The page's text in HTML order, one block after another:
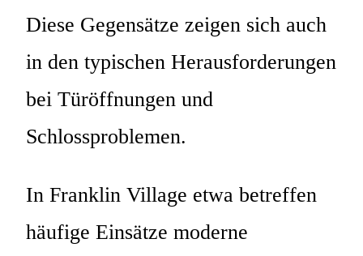
Diese Gegensätze zeigen sich auch
in den typischen Herausforderungen
bei Türöffnungen und
Schlossproblemen.
In Franklin Village etwa betreffen
häufige Einsätze moderne